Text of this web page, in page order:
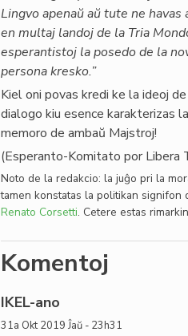
Lingvo apenaŭ aŭ tute ne
en multaj landoj de la Tria
esperantistoj la posedo de la
persona kresko.”
Kiel oni povas kredi ke la ideoj
dialogo kiu esence karakterizas
memoro de ambaŭ Majstroj!
(Esperanto-Komitato por Libera
Noto de la redakcio: la juĝo pri la
tamen konstatas la politikan
Renato Corsetti. Cetere estas
Komentoj
IKEL-ano
31a Okt 2019 Ĵaŭ - 23h31